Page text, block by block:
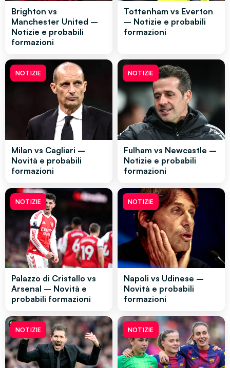
Brighton vs
Manchester United –
Notizie e probabili
formazioni
Tottenham vs Everton
– Notizie e probabili
formazioni
NOTIZIE
Milan vs Cagliari –
Novità e probabili
formazioni
NOTIZIE
Fulham vs Newcastle –
Notizie e probabili
formazioni
NOTIZIE
Palazzo di Cristallo vs
Arsenal – Novità e
probabili formazioni
NOTIZIE
Napoli vs Udinese –
Novità e probabili
formazioni
NOTIZIE NOTIZIE